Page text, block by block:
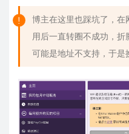
博主在这里也踩坑了，在
用后一直转圈不成功，
可能是地址不支持，于是